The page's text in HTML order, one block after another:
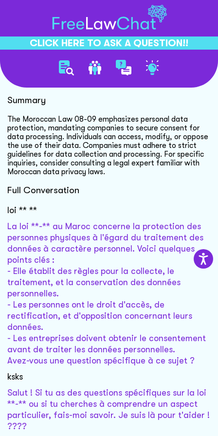
CLICK HERE TO ASK A QUESTION!!
Morocco Data Protection Law
Summary
The Moroccan Law 08-09 emphasizes personal data
protection, mandating companies to secure consent for
data processing. Individuals can access, modify, or oppose
the use of their data. Companies must adhere to strict
guidelines for data collection and processing. For specific
inquiries, consider consulting a legal expert familiar with
Moroccan data privacy laws.
Full Conversation
loi ** **
La loi **-** au Maroc concerne la protection des
personnes physiques à l'égard du traitement des
données à caractère personnel. Voici quelques
points clés :
- Elle établit des règles pour la collecte, le
traitement, et la conservation des données
personnelles.
- Les personnes ont le droit d'accès, de
rectification, et d'opposition concernant leurs
données.
- Les entreprises doivent obtenir le consentement
avant de traiter les données personnelles.
Avez-vous une question spécifique à ce sujet ?
ksks
Salut ! Si tu as des questions spécifiques sur la loi
**-** ou si tu cherches à comprendre un aspect
particulier, fais-moi savoir. Je suis là pour t'aider !
????